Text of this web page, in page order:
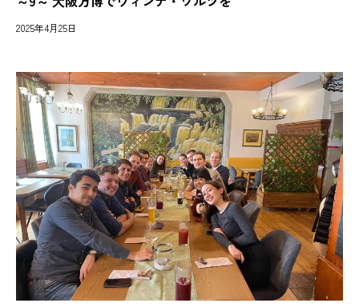
2025年4月25日